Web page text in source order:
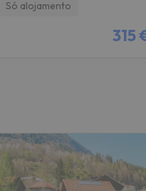
Só alojamento
315